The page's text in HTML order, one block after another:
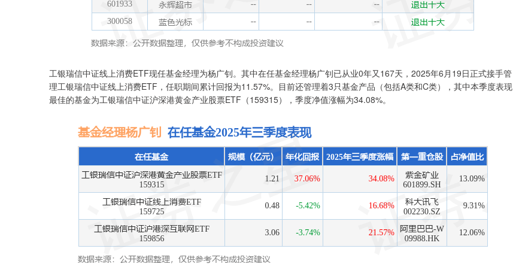
工银瑞信中证线上消费ETF现任基金经理为杨广钊。其中在任基金经理杨广钊已从业0年又167天，2025年6月19日正式接手管
理工银瑞信中证线上消费ETF，任职期间累计回报为11.57%。目前还管理着3只基金产品（包括A类和C类），其中本季度表现
最佳的基金为工银瑞信中证沪深港黄金产业股票ETF（159315），季度净值涨幅为34.08%。